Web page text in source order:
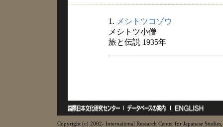
1. メシトツコゾウ
メシトツ小僧
旅と伝説 1935年
Copyright (c) 2002- International Research Center for Japanese